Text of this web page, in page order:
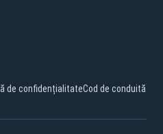
de confidențialitateCod de conduită